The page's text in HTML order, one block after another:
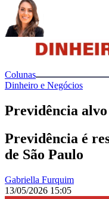
Colunas
Dinheiro e Negócios
Previdência
Previdência é
de São Paulo
Gabriella Furquim
13/05/2026 15:05